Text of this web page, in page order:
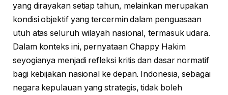
yang dirayakan setiap tahun, melainkan merupakan
kondisi objektif yang tercermin dalam penguasaan
utuh atas seluruh wilayah nasional, termasuk udara.
Dalam konteks ini, pernyataan Chappy Hakim
seyogianya menjadi refleksi kritis dan dasar normatif
bagi kebijakan nasional ke depan. Indonesia, sebagai
negara kepulauan yang strategis, tidak boleh